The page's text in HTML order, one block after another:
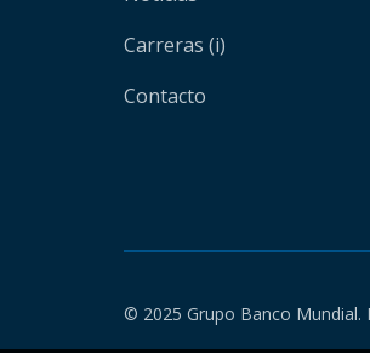
Carreras (i)
Contacto
© 2025 Grupo Banco Mundial.